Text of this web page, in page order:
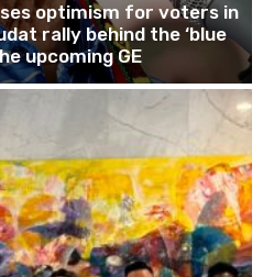
optimism for voters in
rally behind the ‘blue
upcoming GE